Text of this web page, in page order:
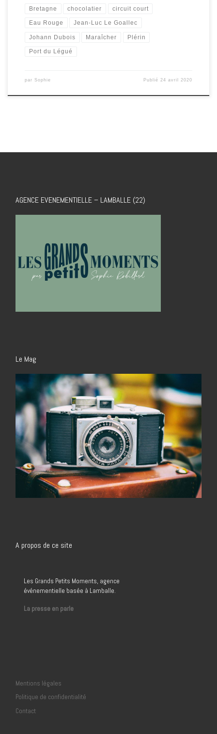
Bretagne chocolatier circuit court
Eau Rouge Jean-Luc Le Goallec
Johann Dubois Maraîcher Plérin
Port du Légué
par Sophie Publié24 avril 2020
AGENCE EVENEMENTIELLE – LAMBALLE (22)
Le Mag
A propos de ce site
Les Grands Petits Moments, agence
événementielle basée à Lamballe.
La presse en parle
Mentions légales
Politique de confidentialité
Contact